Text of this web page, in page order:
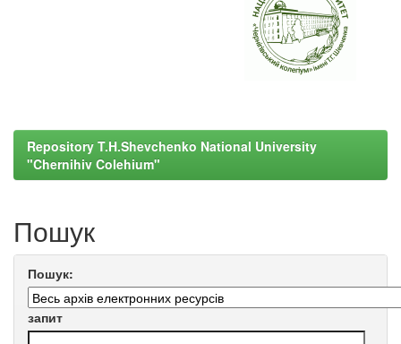
Repository T.H.Shevchenko National University
"Chernihiv Colehium"
Пошук
Пошук:
запит